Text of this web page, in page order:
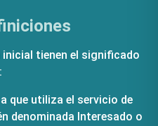
tienen el significado
que utiliza el servicio de
denominada Interesado o